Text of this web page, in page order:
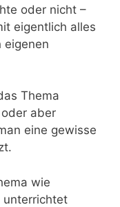
oder nicht –
eigentlich alles
eigenen
Thema
aber
eine gewisse
wie
unterrichtet